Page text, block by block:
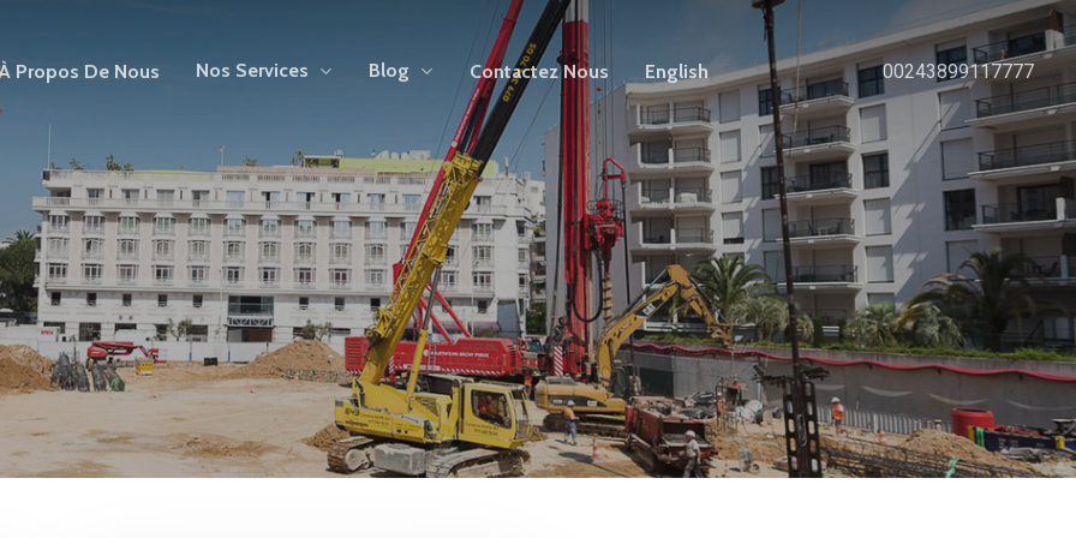
Propos De Nous Nos Services Blog Contactez Nous English 00243899117777